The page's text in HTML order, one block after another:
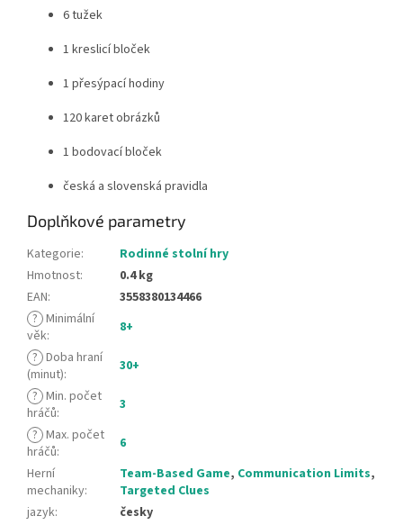
6 tužek
1 kreslicí bloček
1 přesýpací hodiny
120 karet obrázků
1 bodovací bloček
česká a slovenská pravidla
Doplňkové parametry
Kategorie:
Rodinné stolní hry
Hmotnost:
0.4 kg
EAN:
3558380134466
? Minimální
věk:
8+
? Doba hraní
(minut):
30+
? Min. počet
hráčů:
3
? Max. počet
hráčů:
6
Herní
mechaniky:
Team-Based Game, Communication Limits,
Targeted Clues
jazyk: česky